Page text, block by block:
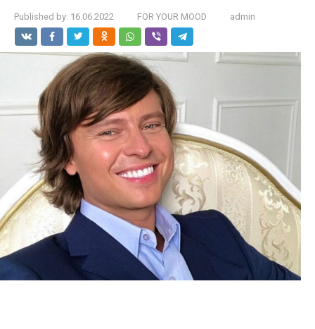
Published by: 16.06.2022 FOR YOUR MOOD admin